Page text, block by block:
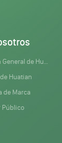
de Huatian
Huatian
de Marca
Público